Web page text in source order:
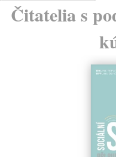
Čitatelia s